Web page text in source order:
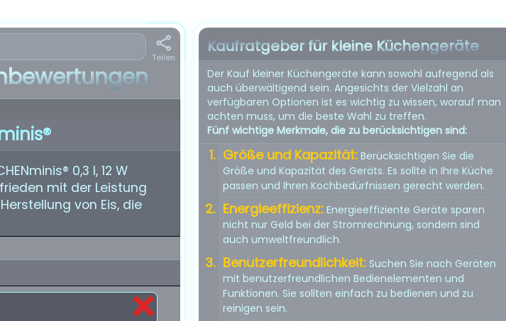
Teilen
0,3 l, 12 W
mit der Leistung
von Eis, die
Kaufratgeber für kleine Küchengeräte
Der Kauf kleiner Küchengeräte kann sowohl aufregend als
auch überwältigend sein. Angesichts der Vielzahl an
verfügbaren Optionen ist es wichtig zu wissen, worauf man
achten muss, um die beste Wahl zu treffen.
Fünf wichtige Merkmale, die zu berücksichtigen sind:
Größe und Kapazität: Berücksichtigen Sie die
Größe und Kapazität des Geräts. Es sollte in Ihre Küche
passen und Ihren Kochbedürfnissen gerecht werden.
Energieeffizienz: Energieeffiziente Geräte sparen
nicht nur Geld bei der Stromrechnung, sondern sind
auch umweltfreundlich.
Benutzerfreundlichkeit: Suchen Sie nach Geräten
mit benutzerfreundlichen Bedienelementen und
Funktionen. Sie sollten einfach zu bedienen und zu
reinigen sein.